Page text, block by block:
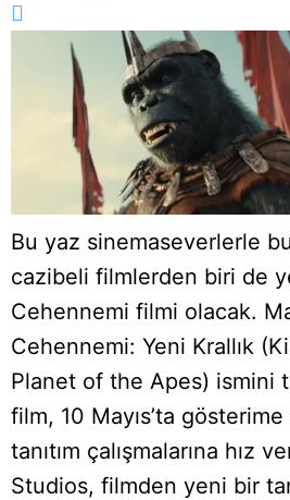
Bu yaz sinemaseverlerle
cazibeli filmlerden biri de
Cehennemi filmi olacak.
Cehennemi: Yeni Krallık
Planet of the Apes) ismini
film, 10 Mayıs’ta
tanıtım çalışmalarına hız
Studios, filmden yeni bir